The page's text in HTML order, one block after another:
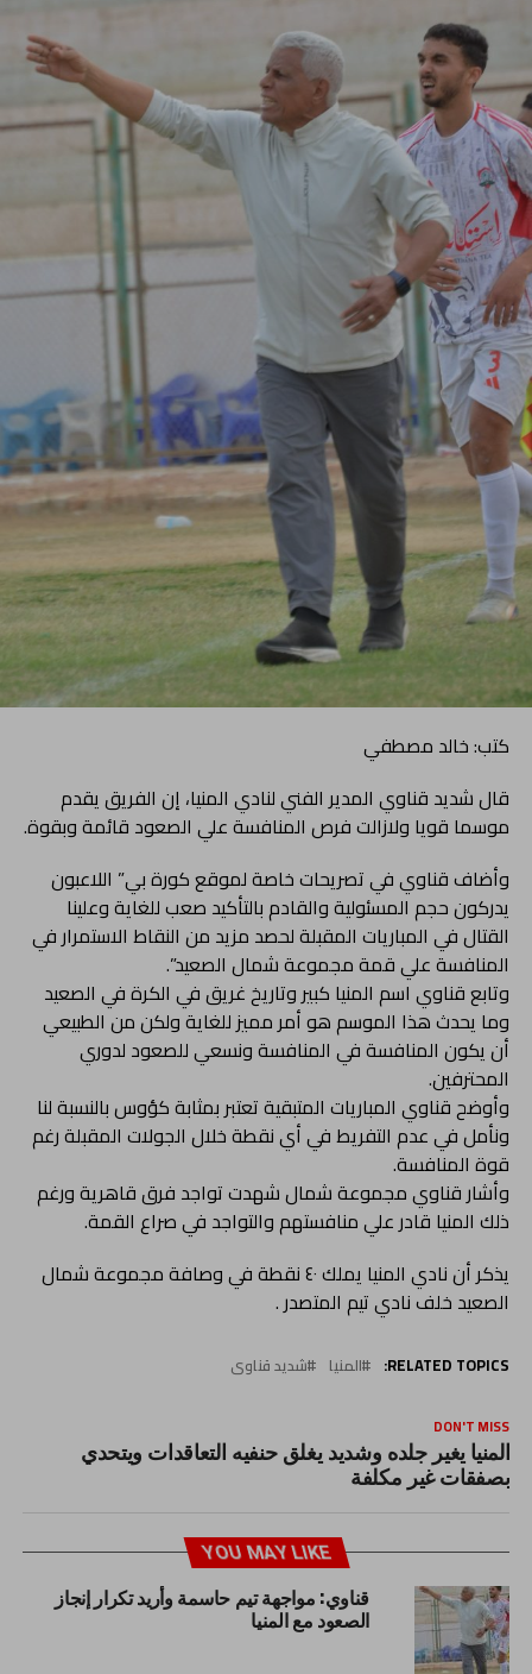
كتب: خالد مصطفي
قال شديد قناوي المدير الفني لنادي المنيا، إن الفريق يقدم
موسما قويا ولازالت فرص المنافسة علي الصعود قائمة وبقوة.
وأضاف قناوي في تصريحات خاصة لموقع كورة بي” اللاعبون
يدركون حجم المسئولية والقادم بالتأكيد صعب للغاية وعلينا
القتال في المباريات المقبلة لحصد مزيد من النقاط الاستمرار في
المنافسة علي قمة مجموعة شمال الصعيد”.
وتابع قناوي اسم المنيا كبير وتاريخ غريق في الكرة في الصعيد
وما يحدث هذا الموسم هو أمر مميز للغاية ولكن من الطبيعي
أن يكون المنافسة في المنافسة ونسعي للصعود لدوري
المحترفين.
وأوضح قناوي المباريات المتبقية تعتبر بمثابة كؤوس بالنسبة لنا
ونأمل في عدم التفريط في أي نقطة خلال الجولات المقبلة رغم
قوة المنافسة.
وأشار قناوي مجموعة شمال شهدت تواجد فرق قاهرية ورغم
ذلك المنيا قادر علي منافستهم والتواجد في صراع القمة.
يذكر أن نادي المنيا يملك ٤٠ نقطة في وصافة مجموعة شمال
الصعيد خلف نادي تيم المتصدر .
RELATED TOPICS: المنيا شديد قناوى
DON'T MISS
المنيا يغير جلده وشديد يغلق حنفيه التعاقدات ويتحدي
بصفقات غير مكلفة
YOU MAY LIKE
قناوي: مواجهة تيم حاسمة وأريد تكرار إنجاز
الصعود مع المنيا